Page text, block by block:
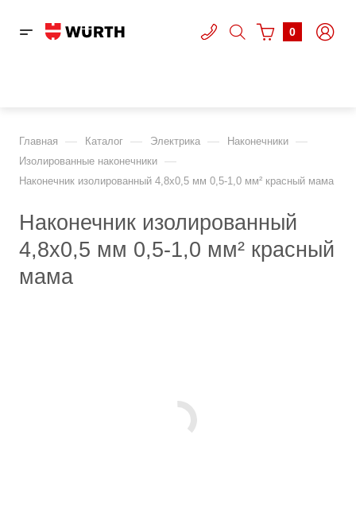
0
Главная — Каталог — Электрика — Наконечники —
Изолированные наконечники —
Наконечник изолированный 4,8х0,5 мм 0,5-1,0 мм² красный мама
Наконечник изолированный
4,8х0,5 мм 0,5-1,0 мм² красный
мама